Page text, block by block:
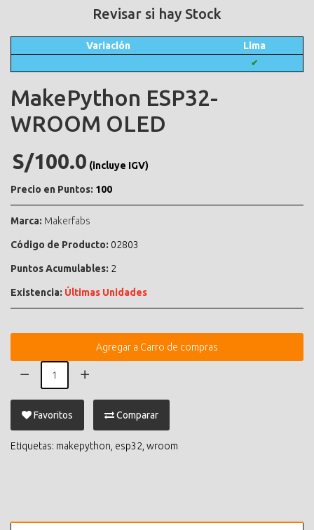
Revisar si hay Stock
Variación Lima
✔
MakePython ESP32-
WROOM OLED
S/100.0 (incluye IGV)
Precio en Puntos: 100
Marca: Makerfabs
Código de Producto: 02803
Puntos Acumulables: 2
Existencia: Últimas Unidades
Agregar a Carro de compras
Favoritos Comparar
Etiquetas: makepython esp32 wroom